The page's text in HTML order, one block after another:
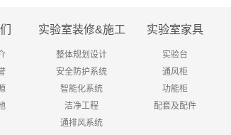
实验室装修&施工
整体规划设计
安全防护系统
智能化系统
洁净工程
通排风系统
实验室家具
实验台
通风柜
功能柜
配套及配件